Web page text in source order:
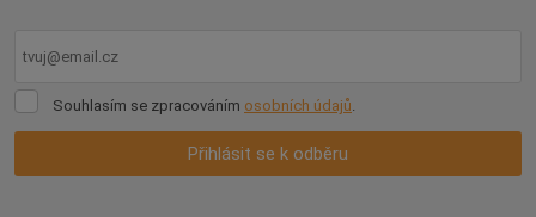
Souhlasím
Souhlasím se zpracováním osobních údajů.
Přihlásit se k odběru